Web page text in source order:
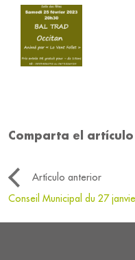
Comparta el artículo
Artículo anterior
Conseil Municipal du 27